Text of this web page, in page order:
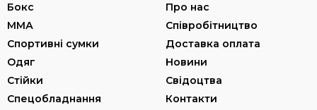
Бокс
ММА
Спортивні сумки
Одяг
Стійки
Спецобладнання
Про нас
Співробітництво
Доставка оплата
Новини
Свідоцтва
Контакти